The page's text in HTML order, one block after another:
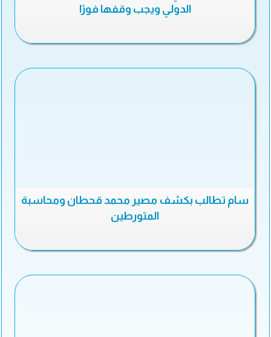
الدولي ويجب وقفها فورًا
سام تطالب بكشف مصير محمد قحطان ومحاسبة
المتورطين